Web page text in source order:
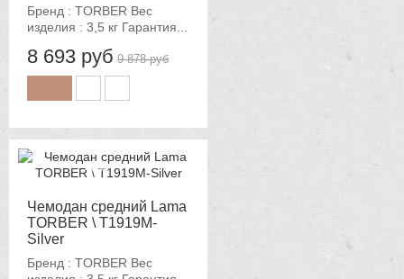
Бренд : TORBER Вес
изделия : 3,5 кг Гарантия...
8 693 руб 9 878 руб
Чемодан средний Lama
TORBER \ T1919M-
Silver
Бренд : TORBER Вес
-12%